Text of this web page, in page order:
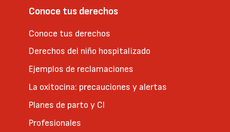
Conoce tus derechos
Conoce tus derechos
Derechos del niño hospitalizado
Ejemplos de reclamaciones
La oxitocina: precauciones y alertas
Planes de parto y CI
Profesionales